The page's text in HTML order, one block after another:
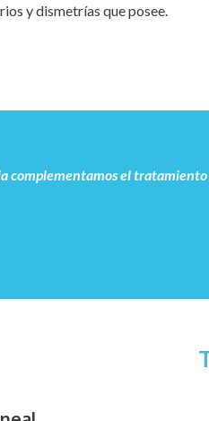
y dismetrías que posee.
complementamos el